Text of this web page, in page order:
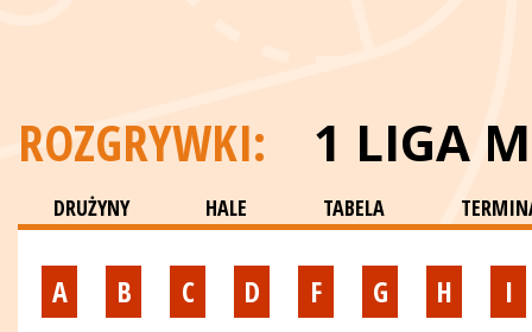
ROZGRYWKI: 1 LIGA
DRUŻYNY HALE TABELA
A B C D F G H
I